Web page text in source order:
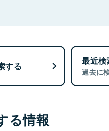
する 最近検
過去に
る情報